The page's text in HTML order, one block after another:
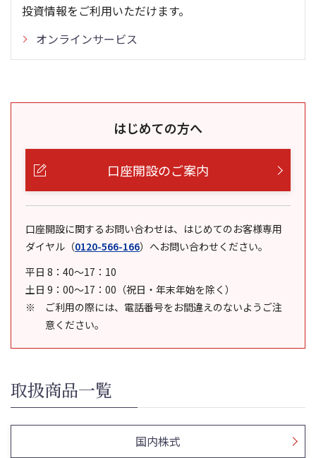
投資情報をご利用いただけます。
オンラインサービス
はじめての方へ
口座開設のご案内
口座開設に関するお問い合わせは、はじめてのお客様専用
ダイヤル （0120-566-166） へお問い合わせください。
平日 8：40～17：10
土日 9：00～17：00（祝日・年末年始を除く）
ご利用の際には、電話番号をお間違えのないようご注
意ください。
取扱商品一覧
国内株式